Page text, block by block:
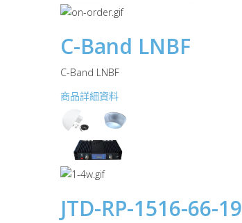
C-Band LNBF
C-Band LNBF
商品詳細資料
JTD-RP-1516-66-19